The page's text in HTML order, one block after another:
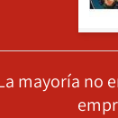
mayoría no